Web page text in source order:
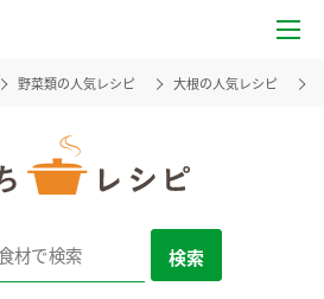
野菜類の人気レシピ 大根の人気レシピ
検索